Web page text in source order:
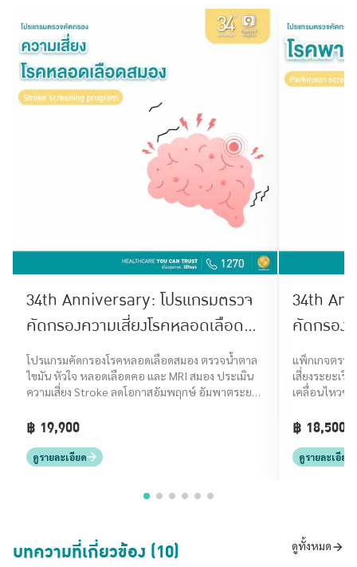
34th Anniversary: โปรแกรมตรวจ
คัดกรองความเสี่ยงโรคหลอดเลือด
สมอง (Stroke Screening)
โปรแกรมคัดกรองโรคหลอดเลือดสมอง ตรวจน้ำตาล
ไขมัน หัวใจ หลอดเลือดคอ และ MRI สมอง ประเมิน
ความเสี่ยง Stroke ลดโอกาสอัมพฤกษ์ อัมพาตระยะ
฿ 19,900
ดูรายละเอียด
34th
คัดกรอง
แพ็กเกจตรว
เสี่ยงระยะเ
เคลื่อนไหวช้
฿ 18,500
ดูรายละเอียด
บทความที่เกี่ยวข้อง (10) ดูทั้งหมด